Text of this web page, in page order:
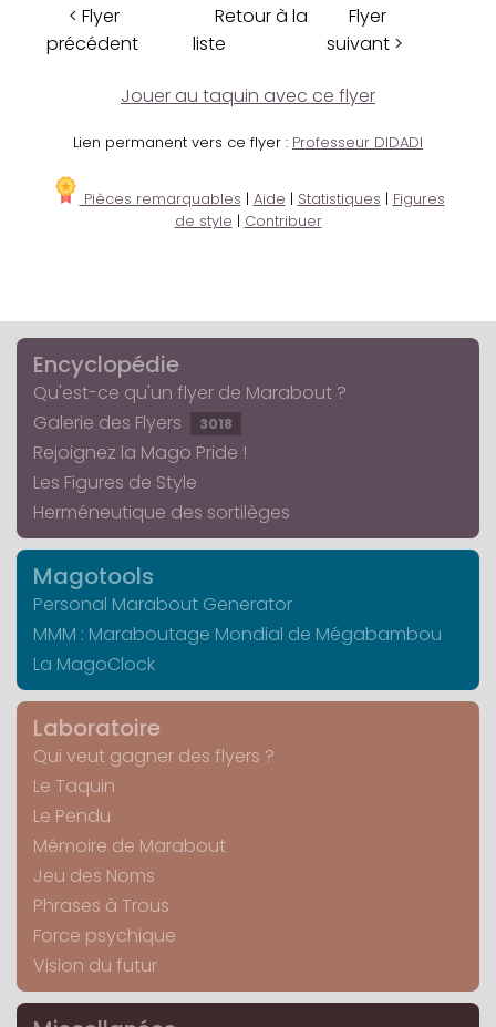
< Flyer
précédent
Retour à la
liste
Flyer
suivant >
Jouer au taquin avec ce flyer
Lien permanent vers ce flyer : Professeur DIDADI
Pièces remarquables | Aide | Statistiques | Figures
de style | Contribuer
Encyclopédie
Qu'est-ce qu'un flyer de Marabout ?
Galerie des Flyers
3018
Rejoignez la Mago Pride !
Les Figures de Style
Herméneutique des sortilèges
Magotools
Personal Marabout Generator
MMM : Maraboutage Mondial de Mégabambou
La MagoClock
Laboratoire
Qui veut gagner des flyers ?
Le Taquin
Le Pendu
Mémoire de Marabout
Jeu des Noms
Phrases à Trous
Force psychique
Vision du futur